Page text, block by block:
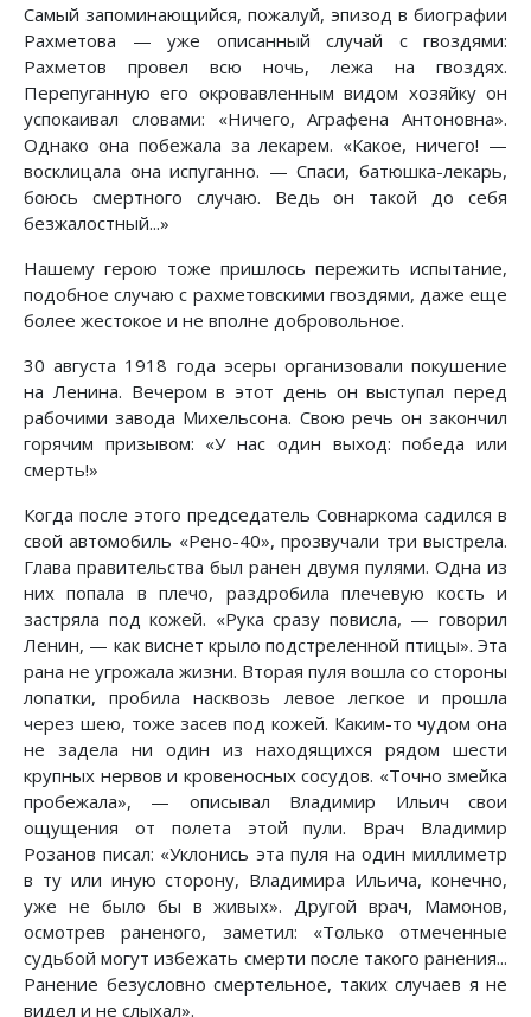
Самый запоминающийся, пожалуй, эпизод в биографии
Рахметова — уже описанный случай с гвоздями:
Рахметов провел всю ночь, лежа на гвоздях.
Перепуганную его окровавленным видом хозяйку он
успокаивал словами: «Ничего, Аграфена Антоновна».
Однако она побежала за лекарем. «Какое, ничего! —
восклицала она испуганно. — Спаси, батюшка-лекарь,
боюсь смертного случаю. Ведь он такой до себя
безжалостный...»
Нашему герою тоже пришлось пережить испытание,
подобное случаю с рахметовскими гвоздями, даже еще
более жестокое и не вполне добровольное.
30 августа 1918 года эсеры организовали покушение
на Ленина. Вечером в этот день он выступал перед
рабочими завода Михельсона. Свою речь он закончил
горячим призывом: «У нас один выход: победа или
смерть!»
Когда после этого председатель Совнаркома садился в
свой автомобиль «Рено-40», прозвучали три выстрела.
Глава правительства был ранен двумя пулями. Одна из
них попала в плечо, раздробила плечевую кость и
застряла под кожей. «Рука сразу повисла, — говорил
Ленин, — как виснет крыло подстреленной птицы». Эта
рана не угрожала жизни. Вторая пуля вошла со стороны
лопатки, пробила насквозь левое легкое и прошла
через шею, тоже засев под кожей. Каким-то чудом она
не задела ни один из находящихся рядом шести
крупных нервов и кровеносных сосудов. «Точно змейка
пробежала», — описывал Владимир Ильич свои
ощущения от полета этой пули. Врач Владимир
Розанов писал: «Уклонись эта пуля на один миллиметр
в ту или иную сторону, Владимира Ильича, конечно,
уже не было бы в живых». Другой врач, Мамонов,
осмотрев раненого, заметил: «Только отмеченные
судьбой могут избежать смерти после такого ранения...
Ранение безусловно смертельное, таких случаев я не
видел и не слыхал».